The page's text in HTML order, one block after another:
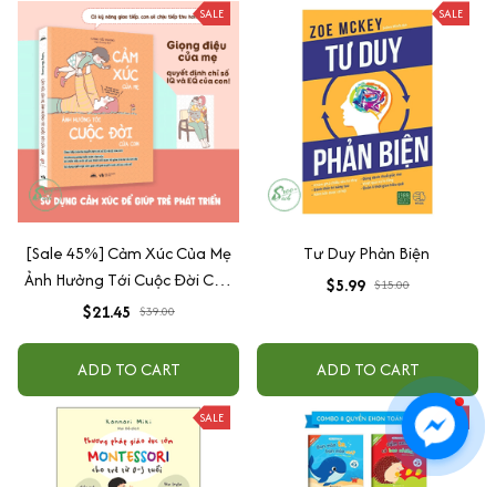
SALE
[Sale 45%] Cảm Xúc Của Mẹ
Ảnh Hưởng Tới Cuộc Đời Của
Con
$21.45 $39.00
ADD TO CART
SALE
Tư Duy Phản Biện
$5.99 $15.00
ADD TO CART
SALE SALE